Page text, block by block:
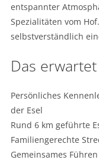
entspannter
Spezialitäten vom
selbstverständlich
Das
Persönliches
der Esel
Rund 6 km geführte
Familiengerechte
Gemeinsames